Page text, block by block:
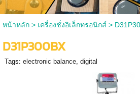
หน้าหลัก> เครื่องชั่งอิเล็กทรอนิกส์ >
D31P300BX
Tags: electronic balance, digital